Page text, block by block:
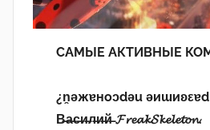
САМЫЕ АКТИВНЫЕ
¿n̯ǝжɐноɔdǝu
В̶а̶с̶и̶л̶и̶й̶ 𝓕𝓻𝓮𝓪𝓴𝓢𝓴𝓮𝓵𝓮𝓽𝓸𝓷.